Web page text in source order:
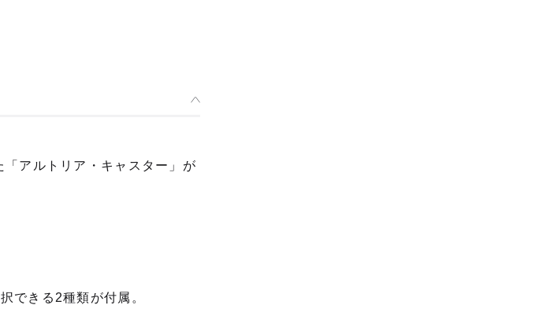
アルトリア・キャスター」が
できる2種類が付属。